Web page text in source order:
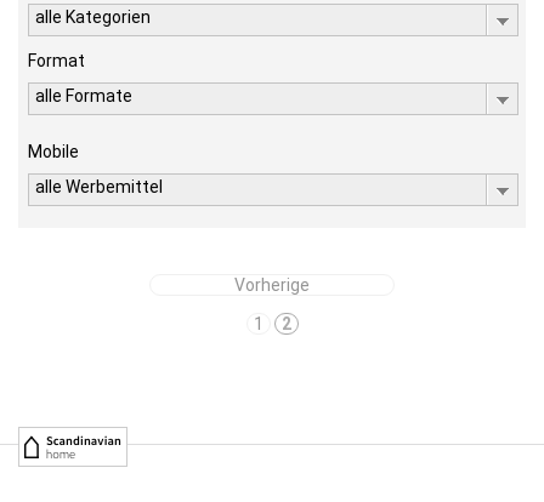
alle Kategorien
Format
alle Formate
Mobile
alle Werbemittel
Vorherige
1
2